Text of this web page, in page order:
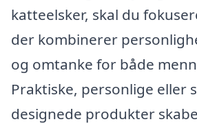
katteelsker, skal du
der kombinerer
og omtanke for både
Praktiske, personlige eller
designede produkter